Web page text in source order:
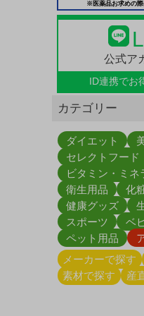
※医薬品お求めの
公式ア
ID連携でお
カテゴリー
ダイエット
セレクトフード
ビタミン・ミネ
衛生用品
化
健康グッズ
スポーツ
ベ
ペット用品
メーカーで探す
素材で探す
産